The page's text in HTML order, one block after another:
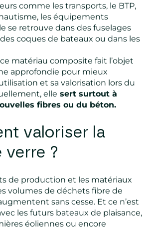
comme les transports, le BTP,
les équipements
se retrouve dans des fuselages
des coques de bateaux ou dans les
matériau composite fait l’objet
approfondie pour mieux
et sa valorisation lors du
elle sert surtout à
fibres ou du béton.
valoriser la
verre ?
de production et les matériaux
volumes de déchets fibre de
sans cesse. Et ce n’est
les futurs bateaux de plaisance,
éoliennes ou encore